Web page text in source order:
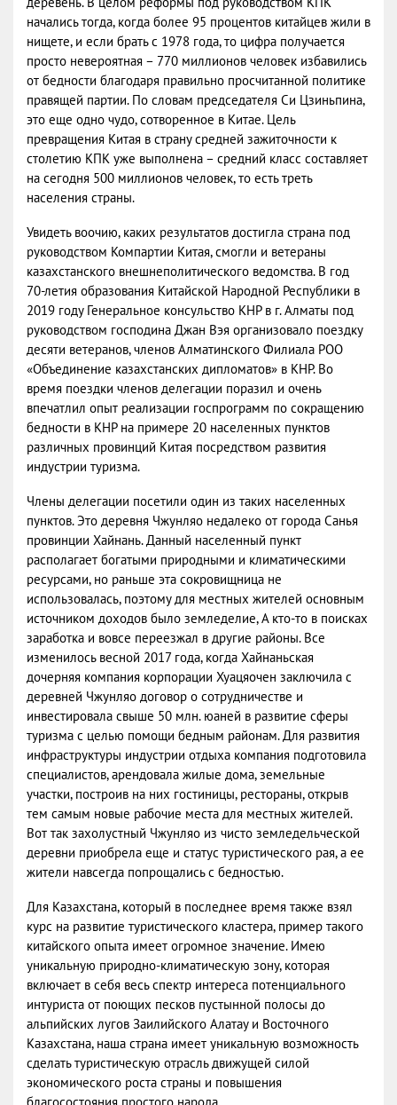
начались тогда, когда более 95 процентов китайцев жили в
нищете, и если брать с 1978 года, то цифра получается
просто невероятная – 770 миллионов человек избавились
от бедности благодаря правильно просчитанной политике
правящей партии. По словам председателя Си Цзиньпина,
это еще одно чудо, сотворенное в Китае. Цель
превращения Китая в страну средней зажиточности к
столетию КПК уже выполнена – средний класс составляет
на сегодня 500 миллионов человек, то есть треть
населения страны.
Увидеть воочию, каких результатов достигла страна под
руководством Компартии Китая, смогли и ветераны
казахстанского внешнеполитического ведомства. В год
70-летия образования Китайской Народной Республики в
2019 году Генеральное консульство КНР в г. Алматы под
руководством господина Джан Вэя организовало поездку
десяти ветеранов, членов Алматинского Филиала РОО
«Объединение казахстанских дипломатов» в КНР. Во
время поездки членов делегации поразил и очень
впечатлил опыт реализации госпрограмм по сокращению
бедности в КНР на примере 20 населенных пунктов
различных провинций Китая посредством развития
индустрии туризма.
Члены делегации посетили один из таких населенных
пунктов. Это деревня Чжунляо недалеко от города Санья
провинции Хайнань. Данный населенный пункт
располагает богатыми природными и климатическими
ресурсами, но раньше эта сокровищница не
использовалась, поэтому для местных жителей основным
источником доходов было земледелие, А кто-то в поисках
заработка и вовсе переезжал в другие районы. Все
изменилось весной 2017 года, когда Хайнаньская
дочерняя компания корпорации Хуацяочен заключила с
деревней Чжунляо договор о сотрудничестве и
инвестировала свыше 50 млн. юаней в развитие сферы
туризма с целью помощи бедным районам. Для развития
инфраструктуры индустрии отдыха компания подготовила
специалистов, арендовала жилые дома, земельные
участки, построив на них гостиницы, рестораны, открыв
тем самым новые рабочие места для местных жителей.
Вот так захолустный Чжунляо из чисто земледельческой
деревни приобрела еще и статус туристического рая, а ее
жители навсегда попрощались с бедностью.
Для Казахстана, который в последнее время также взял
курс на развитие туристического кластера, пример такого
китайского опыта имеет огромное значение. Имею
уникальную природно-климатическую зону, которая
включает в себя весь спектр интереса потенциального
интуриста от поющих песков пустынной полосы до
альпийских лугов Заилийского Алатау и Восточного
Казахстана, наша страна имеет уникальную возможность
сделать туристическую отрасль движущей силой
экономического роста страны и повышения